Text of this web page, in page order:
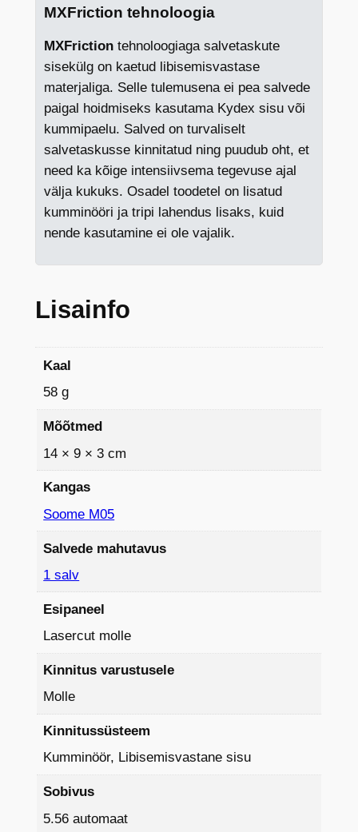
MXFriction tehnoloogia
MXFrictiontehnoloogiaga salvetaskute
sisekülg on kaetud libisemisvastase
materjaliga. Selle tulemusena ei pea salvede
paigal hoidmiseks kasutama Kydex sisu või
kummipaelu. Salved on turvaliselt
salvetaskusse kinnitatud ning puudub oht, et
need ka kõige intensiivsema tegevuse ajal
välja kukuks. Osadel toodetel on lisatud
kumminööri ja tripi lahendus lisaks, kuid
nende kasutamine ei ole vajalik.
Lisainfo
Kaal
58 g
Mõõtmed
14 × 9 × 3 cm
Kangas
Soome M05
Salvede mahutavus
1 salv
Esipaneel
Lasercut molle
Kinnitus varustusele
Molle
Kinnitussüsteem
Kumminöör, Libisemisvastane sisu
Sobivus
5.56 automaat